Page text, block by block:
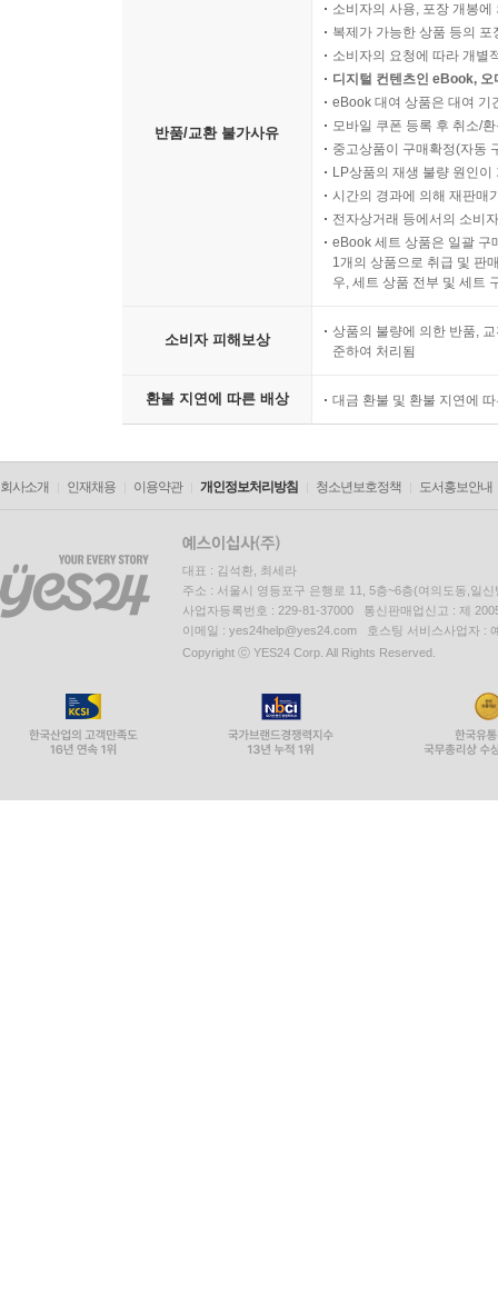
반품/교환 불가사유
소비자의 사용, 포장 개봉
복제가 가능한 상품 등의
소비자의 요청에 따라 개별
디지털 컨텐츠인 eBook,
eBook 대여 상품은 대여 기
모바일 쿠폰 등록 후 취소/
중고상품이 구매확정(자동
LP상품의 재생 불량 원인
시간의 경과에 의해 재판매
전자상거래 등에서의 소비
eBook 세트 상품은 일괄 구
1개의 상품으로 취급 및 판
우, 세트 상품 전부 및 세트
소비자 피해보상
상품의 불량에 의한 반품,
준하여 처리됨
환불 지연에 따른 배상 대금 환불 및 환불 지연에
회사소개 인재채용 이용약관 개인정보처리방침 청소년보호정책 도서홍보안내
대표 : 김석환, 최세라
주소 : 서울시 영등포구 은행로 11, 5층~6층(여의도동,일신
사업자등록번호 : 229-81-37000 통신판매업신고 : 제
이메일 : yes24help@yes24.com 호스팅 서비스사업자 :
Copyright ⓒ YES24 Corp. All Rights Reserved.